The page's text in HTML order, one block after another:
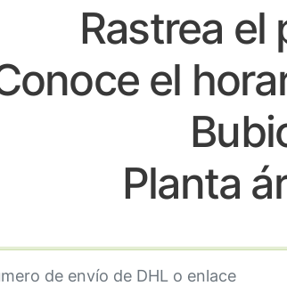
Rastrea el
el
Planta